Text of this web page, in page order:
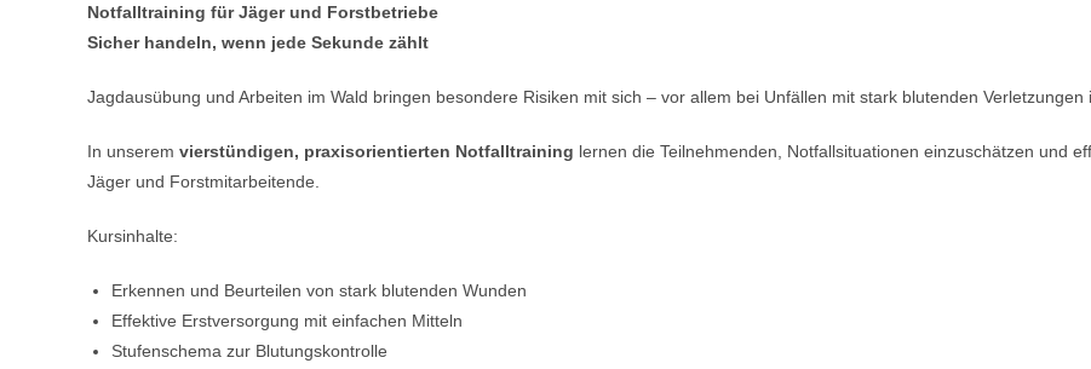
Notfalltraining für Jäger und Forstbetriebe
Sicher handeln, wenn jede Sekunde zählt
Jagdausübung und Arbeiten im Wald bringen besondere Risiken mit sich – vor allem bei Unfällen mit stark blutenden
In unserem vierstündigen, praxisorientierten Notfalltraining lernen die Teilnehmenden, Notfallsituationen einzuschätzen und
Jäger und Forstmitarbeitende.
Kursinhalte:
Erkennen und Beurteilen von stark blutenden Wunden
Effektive Erstversorgung mit einfachen Mitteln
Stufenschema zur Blutungskontrolle